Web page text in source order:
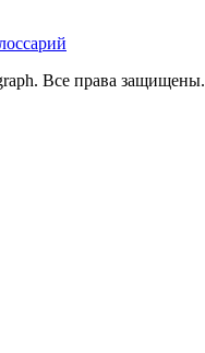
Все права защищены.